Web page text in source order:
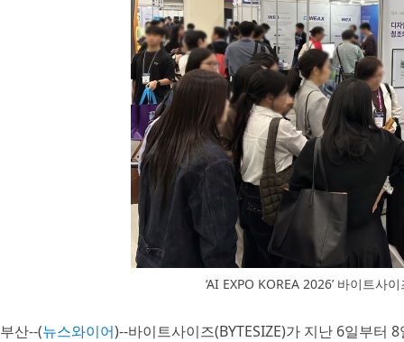
‘AI EXPO KOREA 2026’ 바이트
부산--(뉴스와이어)--바이트사이즈(BYTESIZE)가 지난 6일부터